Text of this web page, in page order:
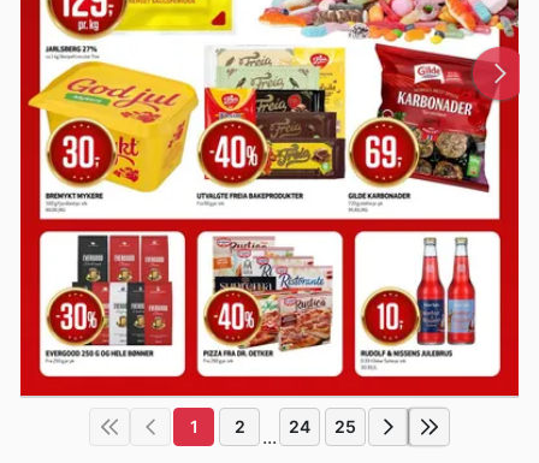
1 2 ... 24 25